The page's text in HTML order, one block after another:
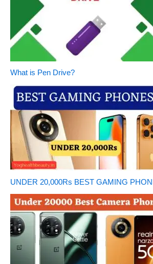
What is Pen Drive?
UNDER 20,000Rs BEST GAMING